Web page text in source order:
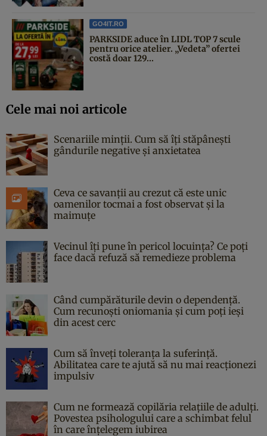
GO4IT.RO
PARKSIDE aduce în LIDL TOP 7 scule
pentru orice atelier. „Vedeta” ofertei
costă doar 129...
Cele mai noi articole
Scenariile minții. Cum să îți stăpânești
gândurile negative și anxietatea
Ceva ce savanții au crezut că este unic
oamenilor tocmai a fost observat și la
maimuțe
Vecinul îți pune în pericol locuința? Ce poți
face dacă refuză să remedieze problema
Când cumpărăturile devin o dependență.
Cum recunoști oniomania și cum poți ieși
din acest cerc
Cum să înveți toleranța la suferință.
Abilitatea care te ajută să nu mai reacționezi
impulsiv
Cum ne formează copilăria relațiile de adulți.
Povestea psihologului care a schimbat felul
în care înțelegem iubirea